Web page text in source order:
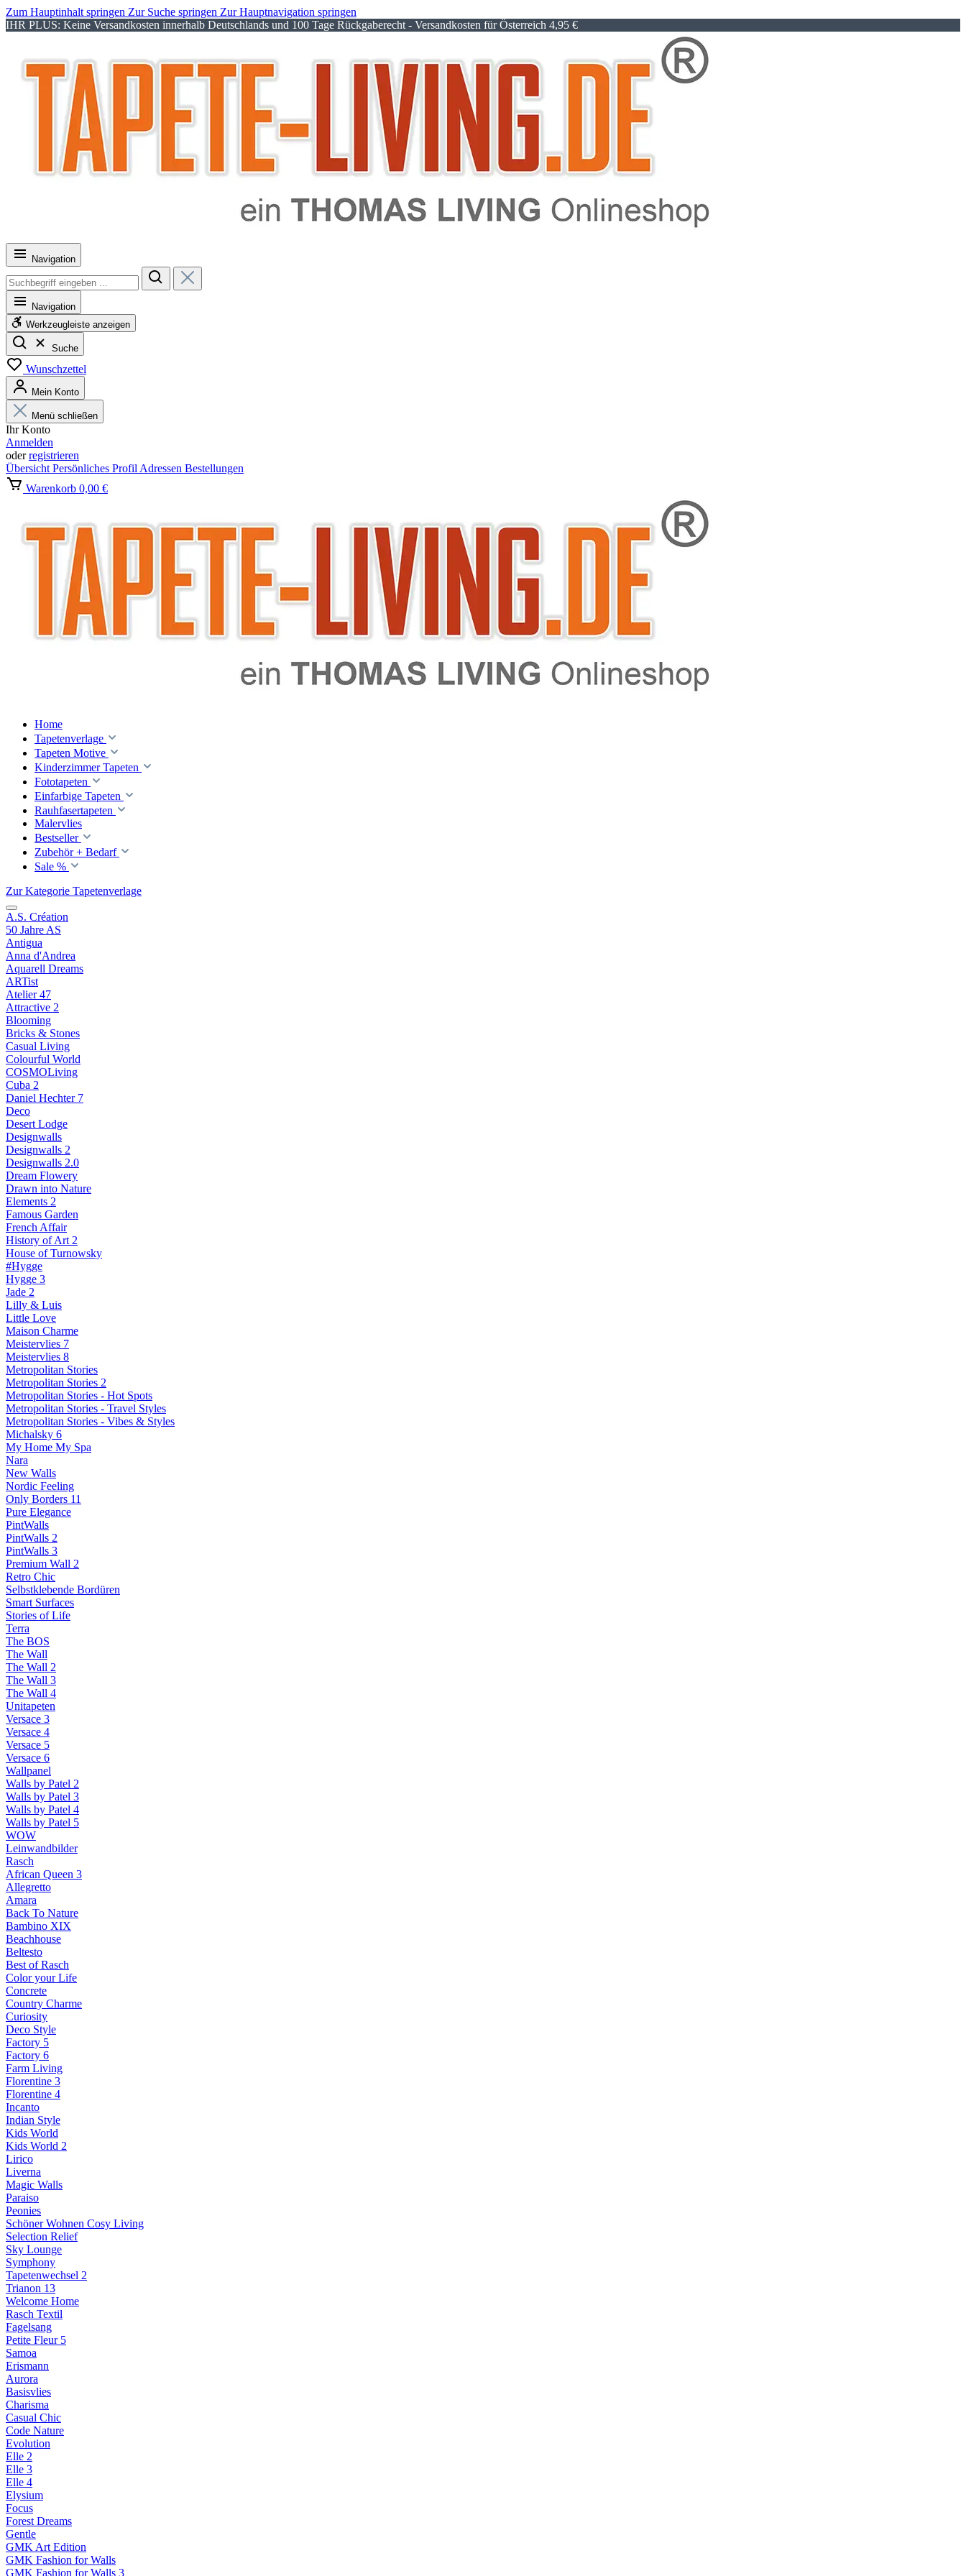
Zum Hauptinhalt springen Zur Suche springen Zur Hauptnavigation springen
IHR PLUS: Keine Versandkosten innerhalb Deutschlands und 100 Tage Rückgaberecht - Versandkosten für Österreich 4,95 €
Navigation
Navigation
Werkzeugleiste anzeigen
Suche
Wunschzettel
Mein Konto
Menü schließen
Ihr Konto
Anmelden
oderregistrieren
Übersicht Persönliches Profil Adressen Bestellungen
Warenkorb 0,00 €
Home
Tapetenverlage
Tapeten Motive
Kinderzimmer Tapeten
Fototapeten
Einfarbige Tapeten
Rauhfasertapeten
Malervlies
Bestseller
Zubehör + Bedarf
Sale %
Zur Kategorie Tapetenverlage
A.S. Création
50 Jahre AS
Antigua
Anna d'Andrea
Aquarell Dreams
ARTist
Atelier 47
Attractive 2
Blooming
Bricks & Stones
Casual Living
Colourful World
COSMOLiving
Cuba 2
Daniel Hechter 7
Deco
Desert Lodge
Designwalls
Designwalls 2
Designwalls 2.0
Dream Flowery
Drawn into Nature
Elements 2
Famous Garden
French Affair
History of Art 2
House of Turnowsky
#Hygge
Hygge 3
Jade 2
Lilly & Luis
Little Love
Maison Charme
Meistervlies 7
Meistervlies 8
Metropolitan Stories
Metropolitan Stories 2
Metropolitan Stories - Hot Spots
Metropolitan Stories - Travel Styles
Metropolitan Stories - Vibes & Styles
Michalsky 6
My Home My Spa
Nara
New Walls
Nordic Feeling
Only Borders 11
Pure Elegance
PintWalls
PintWalls 2
PintWalls 3
Premium Wall 2
Retro Chic
Selbstklebende Bordüren
Smart Surfaces
Stories of Life
Terra
The BOS
The Wall
The Wall 2
The Wall 3
The Wall 4
Unitapeten
Versace 3
Versace 4
Versace 5
Versace 6
Wallpanel
Walls by Patel 2
Walls by Patel 3
Walls by Patel 4
Walls by Patel 5
WOW
Leinwandbilder
Rasch
African Queen 3
Allegretto
Amara
Back To Nature
Bambino XIX
Beachhouse
Beltesto
Best of Rasch
Color your Life
Concrete
Country Charme
Curiosity
Deco Style
Factory 5
Factory 6
Farm Living
Florentine 3
Florentine 4
Incanto
Indian Style
Kids World
Kids World 2
Lirico
Liverna
Magic Walls
Paraiso
Peonies
Schöner Wohnen Cosy Living
Selection Relief
Sky Lounge
Symphony
Tapetenwechsel 2
Trianon 13
Welcome Home
Rasch Textil
Fagelsang
Petite Fleur 5
Samoa
Erismann
Aurora
Basisvlies
Charisma
Casual Chic
Code Nature
Evolution
Elle 2
Elle 3
Elle 4
Elysium
Focus
Forest Dreams
Gentle
GMK Art Edition
GMK Fashion for Walls
GMK Fashion for Walls 3